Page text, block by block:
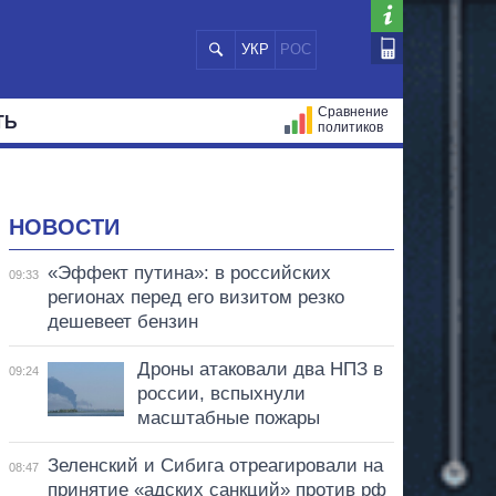
УКР РОС
Сравнение
политиков
НОВОСТИ
09:33
«Эффект путина»: в российских
регионах перед его визитом резко
дешевеет бензин
09:24
Дроны атаковали два НПЗ в
россии, вспыхнули
масштабные пожары
08:47
Зеленский и Сибига отреагировали на
принятие «адских санкций» против рф